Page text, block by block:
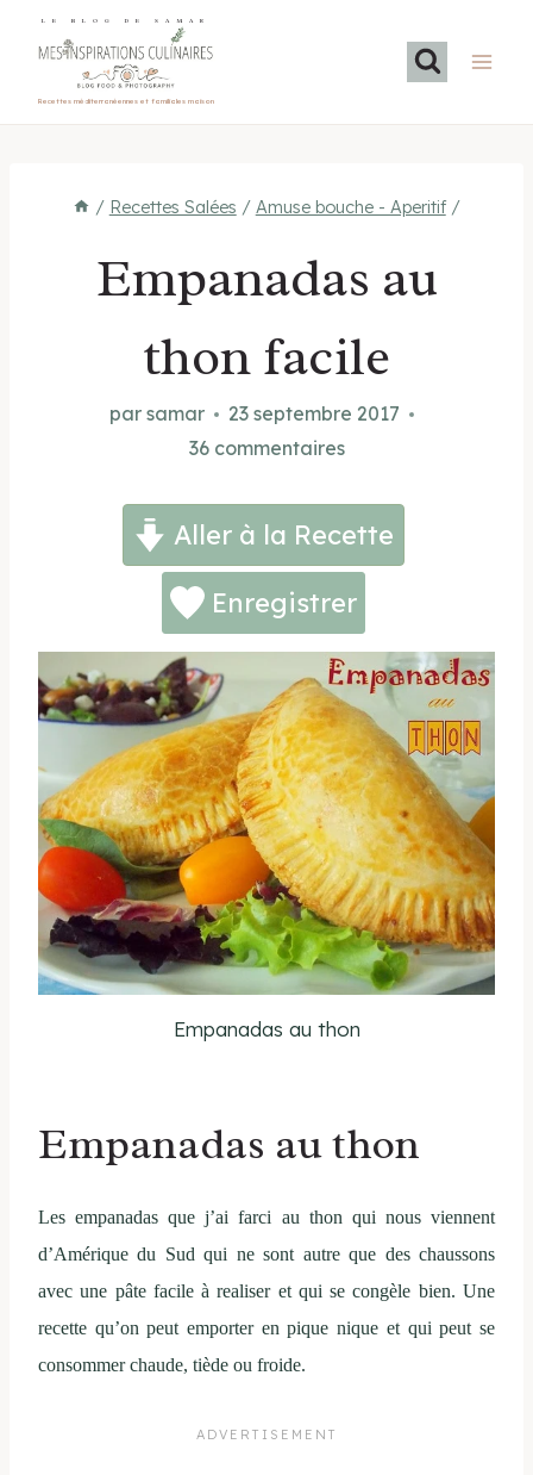
LE BLOG DE SAMAR
Recettes méditerranéennes et familiales maison
/ Recettes Salées / Amuse bouche - Aperitif /
Empanadas au
thon facile
par samar
23 septembre 2017
36 commentaires
Aller à la Recette
Enregistrer
Empanadas au thon
Empanadas au thon
Les empanadas que j’ai farci au thon qui nous viennent
d’Amérique du Sud qui ne sont autre que des chaussons
avec une pâte facile à realiser et qui se congèle bien. Une
recette qu’on peut emporter en pique nique et qui peut se
consommer chaude, tiède ou froide.